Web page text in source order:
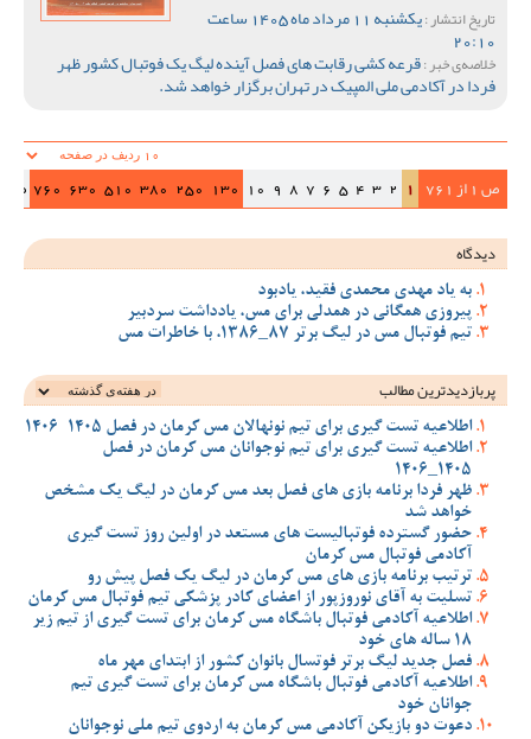
تاریخ انتشار : یکشنبه 11 مرداد ماه 1405 ساعت
20:10
خلاصه‌ی خبر :قرعه کشی رقابت های فصل آینده لیگ یک فوتبال کشور ظهر
فردا در آکادمی ملی المپیک در تهران برگزار خواهد شد.
ص 1 از 761 1
2
3
4
5
6
7
8
9
10
130
250
380
510
630
760
دیدگاه
به یاد مهدی محمدی فقید، یادبود
پیروزی همگانی در همدلی برای مس، یادداشت سردبیر
تیم فوتبال مس در لیگ برتر 87_1386، با خاطرات مس
پربازدیدترین‌ مطالب
اطلاعیه تست گیری برای تیم نونهالان مس کرمان در فصل 1405-1406
اطلاعیه تست گیری برای تیم نوجوانان مس کرمان در فصل
1405_1406
ظهر فردا برنامه بازی های فصل بعد مس کرمان در لیگ یک مشخص
خواهد شد
حضور گسترده فوتبالیست های مستعد در اولین روز تست گیری
آکادمی فوتبال مس کرمان
ترتیب برنامه بازی های مس کرمان در لیگ یک فصل پیش رو
تسلیت به آقای نوروزپور از اعضای کادر پزشکی تیم فوتبال مس کرمان
اطلاعیه آکادمی فوتبال باشگاه مس کرمان برای تست گیری از تیم زیر
18 ساله های خود
فصل جدید لیگ برتر فوتسال بانوان کشور از ابتدای مهر ماه
اطلاعیه آکادمی فوتبال باشگاه مس کرمان برای تست گیری تیم
جوانان خود
دعوت دو بازیکن آکادمی مس کرمان به اردوی تیم ملی نوجوانان